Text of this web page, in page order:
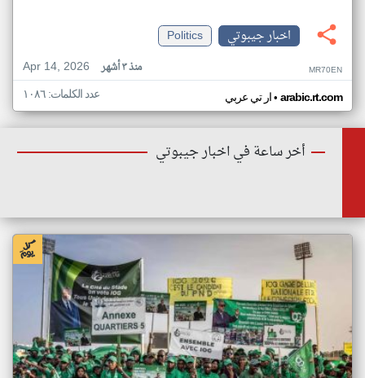
اخبار جيبوتي
Politics
Apr 14, 2026
منذ ٣ أشهر MR70EN
ار تي عربي• arabic.rt.com عدد الكلمات: ١٠٨٦
أخر ساعة في اخبار جيبوتي